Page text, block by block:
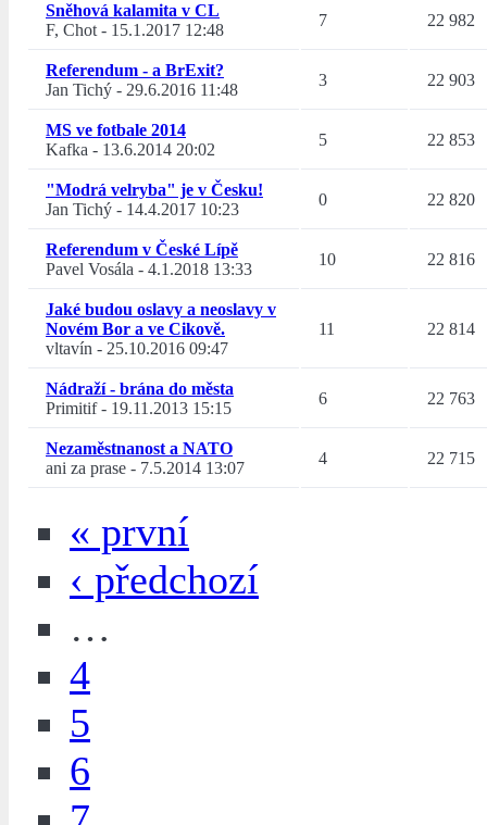
Sněhová kalamita v CL
F, Chot- 15.1.2017 12:48
7 22 982
Referendum - a BrExit?
Jan Tichý - 29.6.2016 11:48
3 22 903
MS ve fotbale 2014
Kafka - 13.6.2014 20:02
5 22 853
"Modrá velryba" je v Česku!
Jan Tichý - 14.4.2017 10:23
0 22 820
Referendum v České Lípě
Pavel Vosála - 4.1.2018 13:33
10 22 816
Jaké budou oslavy a neoslavy v
Novém Bor a ve Cikově.
vltavín - 25.10.2016 09:47
11 22 814
Nádraží - brána do města
Primitif- 19.11.2013 15:15
6 22 763
Nezaměstnanost a NATO
ani za prase - 7.5.2014 13:07
4 22 715
« první
‹ předchozí
…
4
5
6